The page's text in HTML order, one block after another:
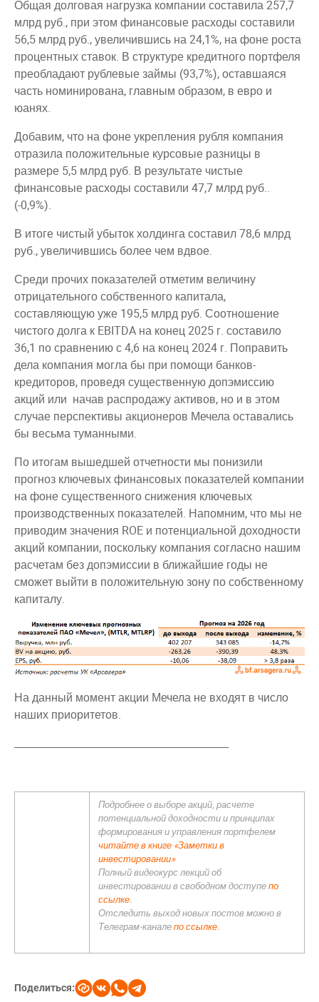
Общая долговая нагрузка компании составила 257,7
млрд руб., при этом финансовые расходы составили
56,5 млрд руб., увеличившись на 24,1%, на фоне роста
процентных ставок. В структуре кредитного портфеля
преобладают рублевые займы (93,7%), оставшаяся
часть номинирована, главным образом, в евро и
юанях.
Добавим, что на фоне укрепления рубля компания
отразила положительные курсовые разницы в
размере 5,5 млрд руб. В результате чистые
финансовые расходы составили 47,7 млрд руб..
(-0,9%).
В итоге чистый убыток холдинга составил 78,6 млрд
руб., увеличившись более чем вдвое.
Среди прочих показателей отметим величину
отрицательного собственного капитала,
составляющую уже 195,5 млрд руб. Соотношение
чистого долга к EBITDA на конец 2025 г. составило
36,1 по сравнению с 4,6 на конец 2024 г. Поправить
дела компания могла бы при помощи банков-
кредиторов, проведя существенную допэмиссию
акций или начав распродажу активов, но и в этом
случае перспективы акционеров Мечела оставались
бы весьма туманными.
По итогам вышедшей отчетности мы понизили
прогноз ключевых финансовых показателей компании
на фоне существенного снижения ключевых
производственных показателей. Напомним, что мы не
приводим значения ROE и потенциальной доходности
акций компании, поскольку компания согласно нашим
расчетам без допэмиссии в ближайшие годы не
сможет выйти в положительную зону по собственному
капиталу.
На данный момент акции Мечела не входят в число
наших приоритетов.
Подробнее о выборе акций, расчете
потенциальной доходности и принципах
формирования и управления портфелем
читайте в книге «Заметки в
инвестировании»
Полный видеокурс лекций об
инвестировании в свободном доступепо
ссылке.
Отследить выход новых постов можно в
Телеграм-каналепо ссылке.
Поделиться: